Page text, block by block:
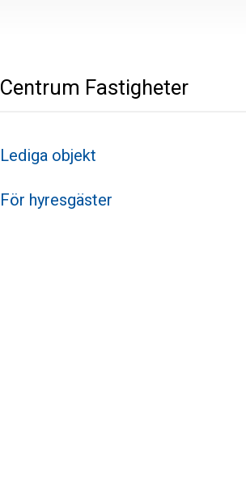
Centrum Fastigheter
Lediga objekt
För hyresgäster